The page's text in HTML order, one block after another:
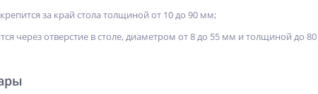
за край стола толщиной от 10 до 90 мм;
через отверстие в столе, диаметром от 8 до 55 мм и толщиной до